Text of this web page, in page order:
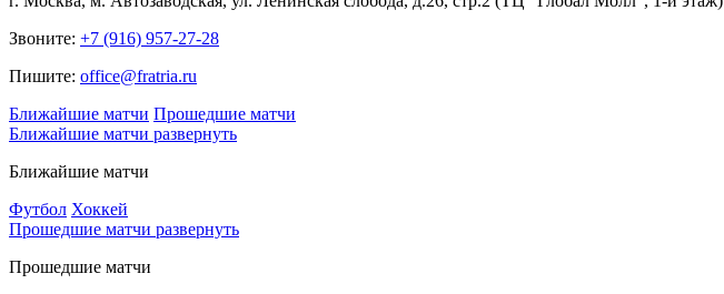
Звоните: +7 (916) 957-27-28
Пишите: office@fratria.ru
Ближайшие матчи Прошедшие матчи
Ближайшие матчи развернуть
Ближайшие матчи
Футбол Хоккей
Прошедшие матчи развернуть
Прошедшие матчи